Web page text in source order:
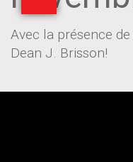
Avec la présence
Dean J. Brisson!